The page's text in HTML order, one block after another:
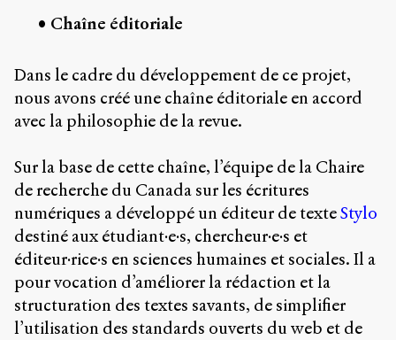
Blanc,
Jérémy
De
Barros,
Émile
Timothée
Guicherd,
Servanne
Monjour,
Nicolas
Sauret
Marcello
Vitali-
Rosati,
Chaîne éditoriale
Dans le cadre du développement de ce projet,
nous avons créé une chaîne éditoriale en accord
avec la philosophie de la revue.
Sur la base de cette chaîne, l’équipe de la Chaire
de recherche du Canada sur les écritures
numériques a développé un éditeur de texteStylo
destiné aux étudiant·e·s, chercheur·e·s et
éditeur·rice·s en sciences humaines et sociales. Il a
pour vocation d’améliorer la rédaction et la
structuration des textes savants, de simplifier
l’utilisation des standards ouverts du web et de